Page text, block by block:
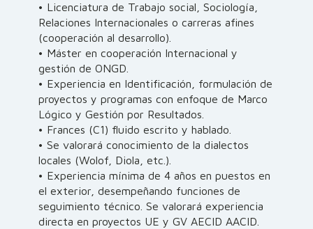
• Licenciatura de Trabajo social, Sociología,
Relaciones Internacionales o carreras afines
(cooperación al desarrollo).
• Máster en cooperación Internacional y
gestión de ONGD.
• Experiencia en Identificación, formulación de
proyectos y programas con enfoque de Marco
Lógico y Gestión por Resultados.
• Frances (C1) fluido escrito y hablado.
• Se valorará conocimiento de la dialectos
locales (Wolof, Diola, etc.).
• Experiencia mínima de 4 años en puestos en
el exterior, desempeñando funciones de
seguimiento técnico. Se valorará experiencia
directa en proyectos UE y GV AECID AACID.